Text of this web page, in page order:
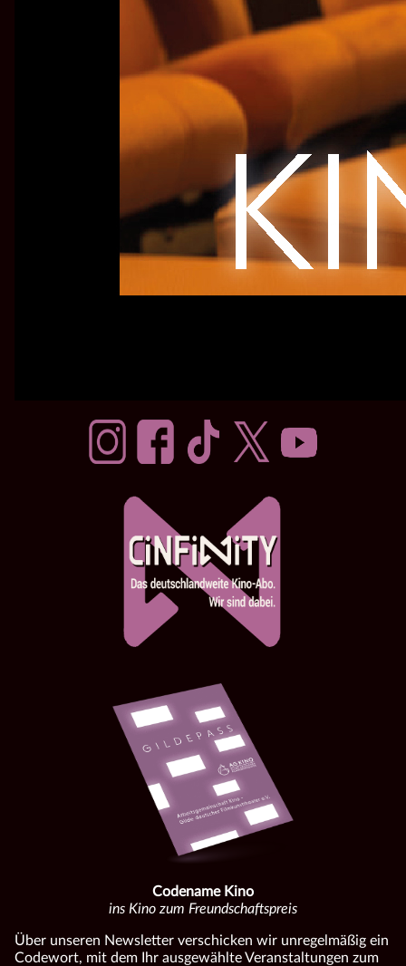
Codename Kino
ins Kino zum Freundschaftspreis
Über unseren Newsletter verschicken wir unregelmäßig ein
Codewort, mit dem Ihr ausgewählte Veranstaltungen zum